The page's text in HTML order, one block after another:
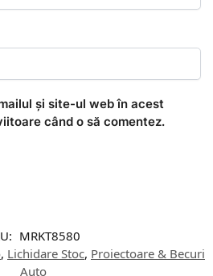
și site-ul web în acest
când o să comentez.
MRKT8580
, Lichidare Stoc, Proiectoare & Becuri
Auto